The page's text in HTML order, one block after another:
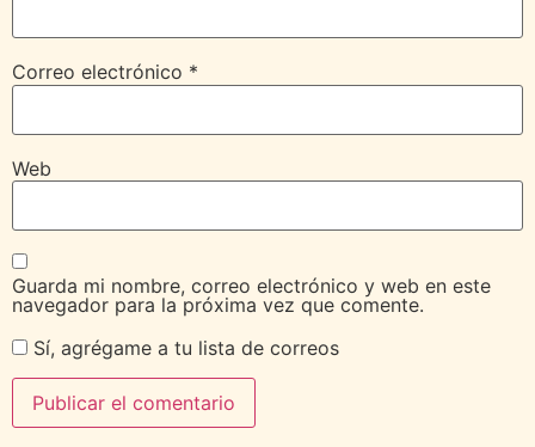
Correo electrónico *
Web
Guarda mi nombre, correo electrónico y web en este
navegador para la próxima vez que comente.
Sí, agrégame a tu lista de correos